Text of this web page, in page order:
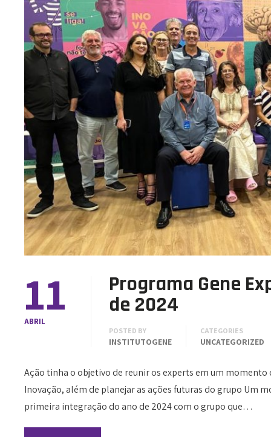
11
ABRIL
Programa Gene
de 2024
POSTED BY
INSTITUTOGENE
CATEGORIES
UNCATEGORIZED
Ação tinha o objetivo de reunir os experts em um
Inovação, além de planejar as ações futuras do grupo Um
primeira integração do ano de 2024 com o grupo que…